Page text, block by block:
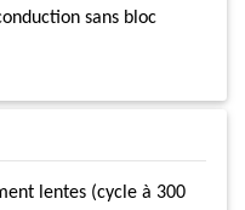
sans bloc
lentes (cycle à 300